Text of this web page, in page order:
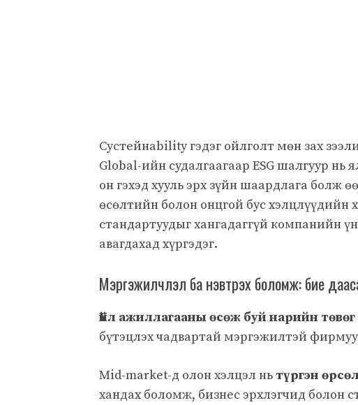
Сустейнability гэдэг ойлголт мөн зах
Global-ийн судалгаагаар ESG шалгуур нь
он гэхэд хууль эрх зүйн шаардлага болж
өсөлтийн болон онцгой бус хэлцлүүдийн
стандартуудыг хангадаггүй компанийн
авагдахад хүргэдэг.
Мэргэжилчлэл ба нэвтрэх боломж: бие
Үйл ажиллагааны өсөж буй нарийн төвөг
бүтэцлэх чадвартай мэргэжилтэй
Mid-market-д олон хэлцэл нь түргэн
хандах боломж, бизнес эрхлэгчид болон